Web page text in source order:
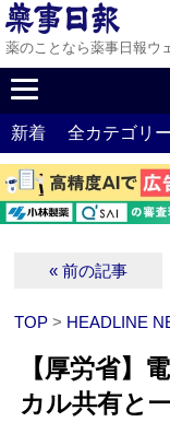
薬のことなら薬事日報ウ
新着 全カテゴリー
« 前の記事
TOP > HEADLINE
【厚労省】
カル共有と